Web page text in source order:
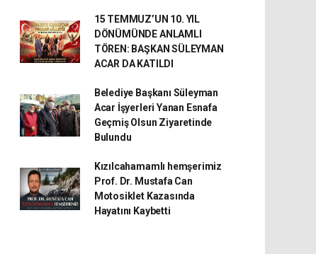
15 TEMMUZ’UN 10. YIL
DÖNÜMÜNDE ANLAMLI
TÖREN: BAŞKAN SÜLEYMAN
ACAR DA KATILDI
Belediye Başkanı Süleyman
Acar İşyerleri Yanan Esnafa
Geçmiş Olsun Ziyaretinde
Bulundu
Kızılcahamamlı hemşerimiz
Prof. Dr. Mustafa Can
Motosiklet Kazasında
Hayatını Kaybetti